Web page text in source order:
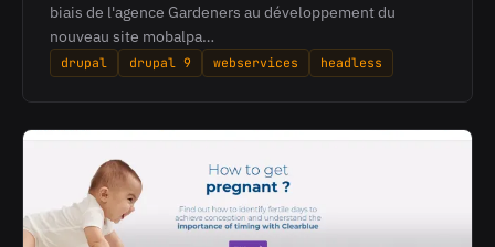
biais de l'agence Gardeners au développement du
nouveau site mobalpa…
drupal drupal 9 webservices headless